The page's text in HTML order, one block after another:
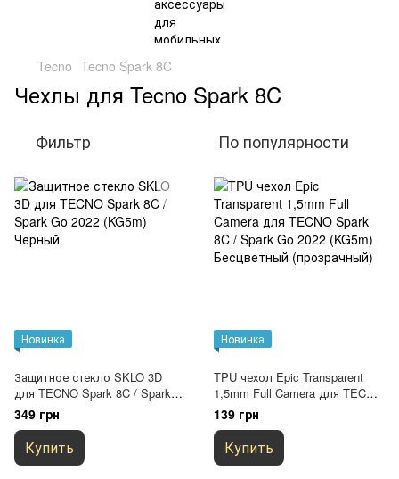
Tecno Tecno Spark 8C
Чехлы для Tecno Spark 8C
Фильтр По популярности
Новинка
Защитное стекло SKLO 3D
для TECNO Spark 8C / Spark
Go 2022 (KG5m) Черный
349 грн
Купить
Новинка
TPU чехол Epic Transparent
1,5mm Full Camera для TECNO
Spark 8C / Spark Go 2022
(KG5m) Бесцветный
(прозрачный)
139 грн
Купить